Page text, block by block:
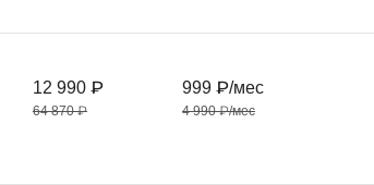
12 990 ₽
64 870 ₽
999 ₽/мес
4 990 ₽/мес